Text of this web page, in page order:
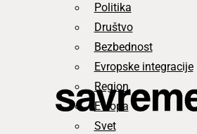
Politika
Društvo
Bezbednost
Evropske integracije
Region
Evropa
Svet